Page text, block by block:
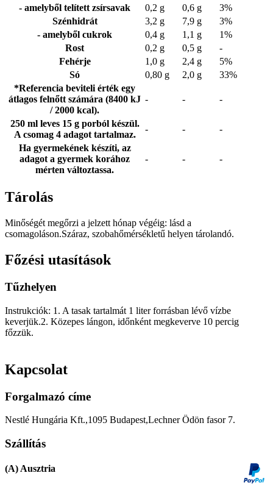
- amelyből telített zsírsavak
0,2 g 0,6 g
3%
Szénhidrát
3,2 g 7,9 g
3%
- amelyből cukrok
0,4 g 1,1 g
1%
Rost
0,2 g 0,5 g
-
Fehérje
1,0 g 2,4 g
5%
Só
0,80 g 2,0 g
33%
*Referencia beviteli érték egy
átlagos felnőtt számára (8400 kJ
/ 2000 kcal).
- - -
250 ml leves 15 g porból készül.
A csomag 4 adagot tartalmaz.
- -
-
Ha gyermekének készíti, az
adagot a gyermek korához
mérten változtassa.
- - -
Tárolás
Minőségét megőrzi a jelzett hónap végéig: lásd a
csomagoláson.Száraz, szobahőmérsékletű helyen tárolandó.
Főzési utasítások
Tűzhelyen
Instrukciók: 1. A tasak tartalmát 1 liter forrásban lévő vízbe
keverjük.2. Közepes lángon, időnként megkeverve 10 percig
főzzük.
Kapcsolat
Forgalmazó címe
Nestlé Hungária Kft.,1095 Budapest,Lechner Ödön fasor 7.
Szállítás
(A) Ausztria